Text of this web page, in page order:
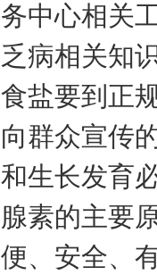
务中心相关
乏病相关知
食盐要到正
向群众宣传
和生长发育
腺素的主要
便、安全、